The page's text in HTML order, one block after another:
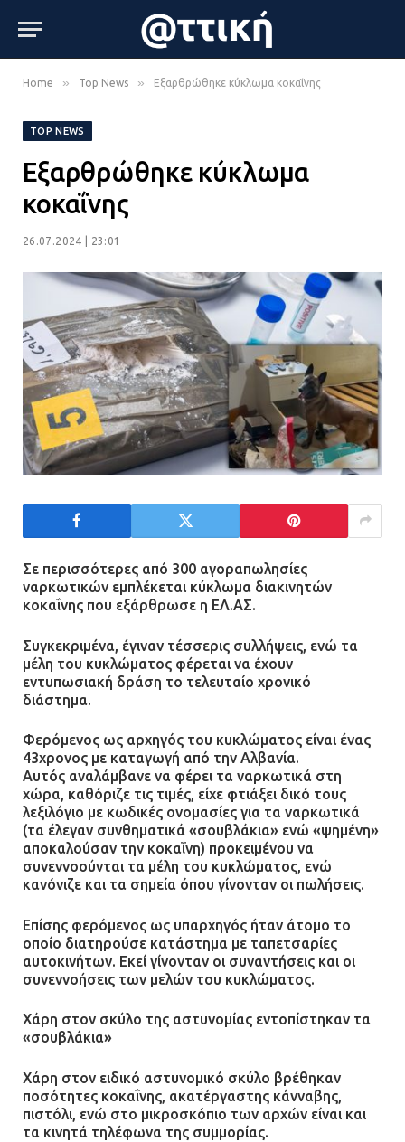
Home » Top News » Εξαρθρώθηκε κύκλωμα κοκαΐνης
TOP NEWS
Εξαρθρώθηκε κύκλωμα
κοκαΐνης
26.07.2024 | 23:01
Σε περισσότερες από 300 αγοραπωλησίες
ναρκωτικών εμπλέκεται κύκλωμα διακινητών
κοκαΐνης που εξάρθρωσε η ΕΛ.ΑΣ.
Συγκεκριμένα, έγιναν τέσσερις συλλήψεις, ενώ τα
μέλη του κυκλώματος φέρεται να έχουν
εντυπωσιακή δράση το τελευταίο χρονικό
διάστημα.
Φερόμενος ως αρχηγός του κυκλώματος είναι ένας
43χρονος με καταγωγή από την Αλβανία.
Αυτός αναλάμβανε να φέρει τα ναρκωτικά στη
χώρα, καθόριζε τις τιμές, είχε φτιάξει δικό τους
λεξιλόγιο με κωδικές ονομασίες για τα ναρκωτικά
(τα έλεγαν συνθηματικά «σουβλάκια» ενώ «ψημένη»
αποκαλούσαν την κοκαΐνη) προκειμένου να
συνεννοούνται τα μέλη του κυκλώματος, ενώ
κανόνιζε και τα σημεία όπου γίνονταν οι πωλήσεις.
Επίσης φερόμενος ως υπαρχηγός ήταν άτομο το
οποίο διατηρούσε κατάστημα με ταπετσαρίες
αυτοκινήτων. Εκεί γίνονταν οι συναντήσεις και οι
συνεννοήσεις των μελών του κυκλώματος.
Χάρη στον σκύλο της αστυνομίας εντοπίστηκαν τα
«σουβλάκια»
Χάρη στον ειδικό αστυνομικό σκύλο βρέθηκαν
ποσότητες κοκαΐνης, ακατέργαστης κάνναβης,
πιστόλι, ενώ στο μικροσκόπιο των αρχών είναι και
τα κινητά τηλέφωνα της συμμορίας.